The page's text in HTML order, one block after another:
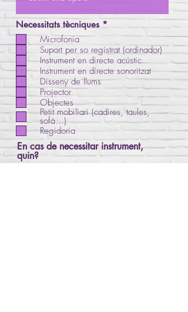
Necessitats tècniques *
i
g
a
t
o
i
o
Microfonia
Suport per so registrat (ordinador)
Instrument en directe acústic
Instrument en directe sonoritzat
Disseny de llums
Projector
Objectes
Petit mobiliari (cadires, taules,
sofà...)
Regidoria
En cas de necessitar instrument,
quin?